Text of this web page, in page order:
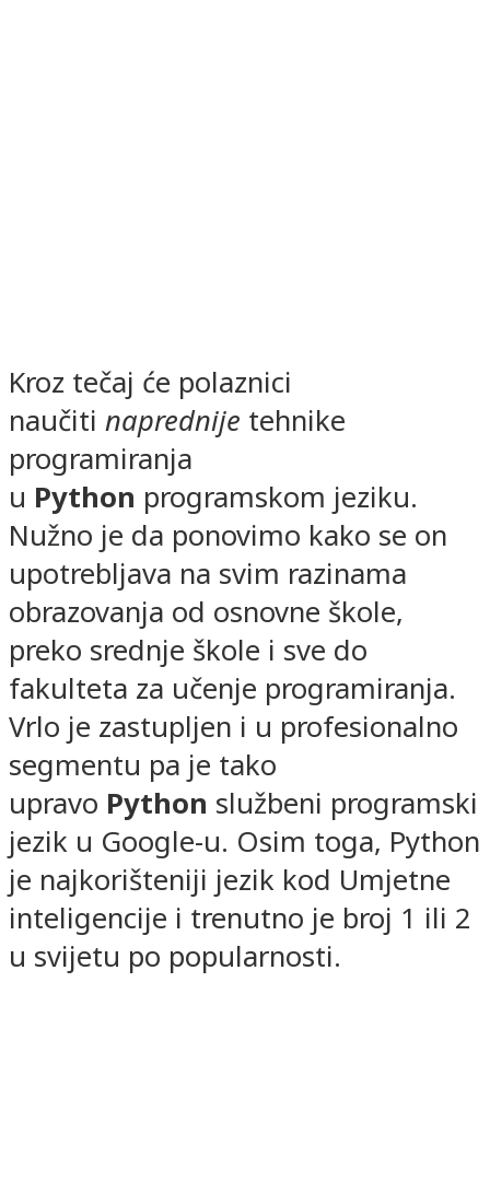
Kroz tečaj će polaznici
naučiti naprednije tehnike
programiranja
u Python programskom jeziku.
Nužno je da ponovimo kako se on
upotrebljava na svim razinama
obrazovanja od osnovne škole,
preko srednje škole i sve do
fakulteta za učenje programiranja.
Vrlo je zastupljen i u profesionalno
segmentu pa je tako
upravo Python službeni programski
jezik u Google-u. Osim toga, Python
je najkorišteniji jezik kod Umjetne
inteligencije i trenutno je broj 1 ili 2
u svijetu po popularnosti.